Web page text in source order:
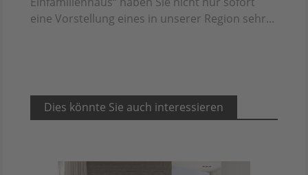
eine Vorstellung eines in unserer Region sehr...
Dies könnte Sie auch interessieren